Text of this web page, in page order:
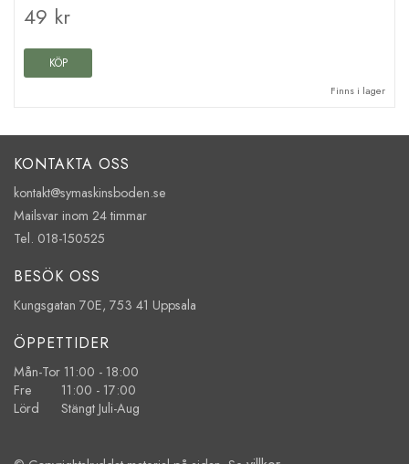
49 kr
KÖP
Finns i lager
KONTAKTA OSS
kontakt@symaskinsboden.se
Mailsvar inom 24 timmar
Tel. 018-150525
BESÖK OSS
Kungsgatan 70E, 753 41 Uppsala
ÖPPETTIDER
Mån-Tor 11:00 - 18:00
Fre 11:00 - 17:00
Lörd Stängt Juli-Aug